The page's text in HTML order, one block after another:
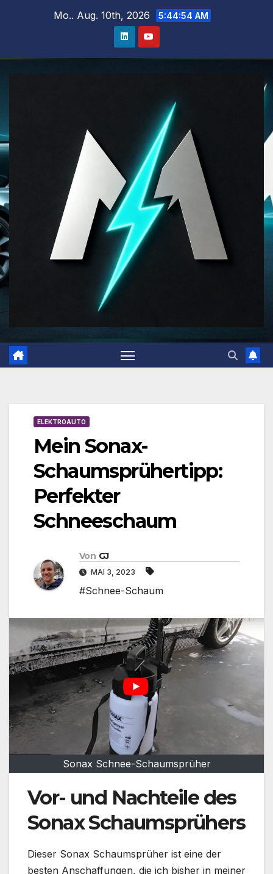
Mo.. Aug. 10th, 2026 5:44:55 AM
ELEKTROAUTO
Mein Sonax-
Schaumsprühertipp:
Perfekter
Schneeschaum
Von GJ
MAI 3, 2023
#Schnee-Schaum
Sonax Schnee-Schaumsprüher
Vor- und Nachteile des
Sonax Schaumsprühers
Dieser Sonax Schaumsprüher ist eine der
besten Anschaffungen, die ich bisher in meiner